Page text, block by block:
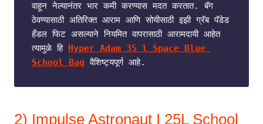
वाहून नेल्यानंतर भार कमी करण्यास मदत करतात. बॅग
ठेवण्यासाठी अतिरिक्त आराम आणि सोयीसाठी इझी ग्रॅब पॅडेड
हँडल फिट असल्याने नियमित वापरासाठी आरामदायी आहेत
त्यामुळे हि Hyper Adam 35 l Space Blue
School Bag वैशिष्ट्यपूर्ण आहे.
2) Impulse Astronaut I 25L School